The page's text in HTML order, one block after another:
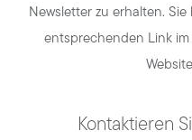
Newsletter zu erhalten.
entsprechenden Link
Kontaktieren